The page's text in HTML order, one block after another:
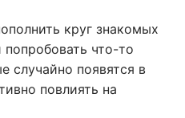
круг знакомых
что-то
случайно появятся в
повлиять на